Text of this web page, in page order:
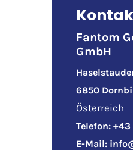
Fantom
GmbH
6850
Österreich
Telefon: +43
E-Mail: